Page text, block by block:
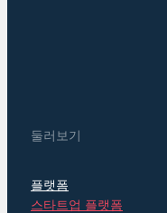
둘러보기
플랫폼
스타트업 플랫폼